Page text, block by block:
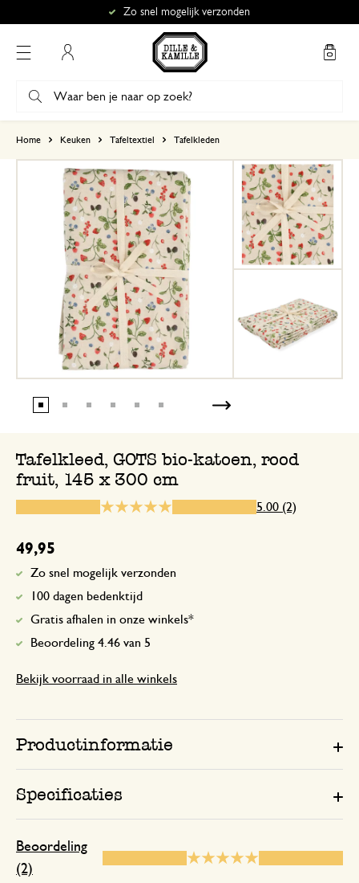
Zo snel mogelijk verzonden
Home Keuken Tafeltextiel Tafelkleden
Tafelkleed, GOTS bio-katoen, rood
fruit, 145 x 300 cm
5.00 (2)
49,95
Zo snel mogelijk verzonden
100 dagen bedenktijd
Gratis afhalen in onze winkels*
Beoordeling 4.46 van 5
Bekijk voorraad in alle winkels
Productinformatie
Specificaties
Beoordeling
(2)
4
3
2
1
Mooie kwaliteit
14 juli 2026
Mooie kwaliteit, mooi patroon. Heb
gekocht voor op de tafel binnen maar
16 juni 2026